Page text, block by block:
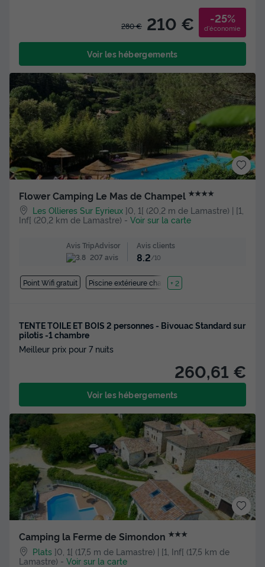
280 € 210 € -25%
d'économie
Voir les hébergements
Flower Camping Le Mas de Champel ★★★★
Les Ollieres Sur Eyrieux ]0, 1[ (20,2 m de Lamastre) | [1,
Inf[ (20,2 km de Lamastre) - Voir sur la carte
Avis TripAdvisor
207 avis
Avis clients
8.2/10
Point Wifi gratuit Piscine extérieure chauffée
+ 2
TENTE TOILE ET BOIS 2 personnes - Bivouac Standard sur
pilotis -1 chambre
Meilleur prix pour 7 nuits
260,61 €
Voir les hébergements
Camping la Ferme de Simondon ★★★
Plats ]0, 1[ (17,5 m de Lamastre) | [1, Inf[ (17,5 km de
Lamastre) - Voir sur la carte